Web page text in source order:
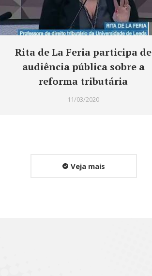
Rita de La Feria participa de
audiência pública sobre a
reforma tributária
11/03/2020
Veja mais